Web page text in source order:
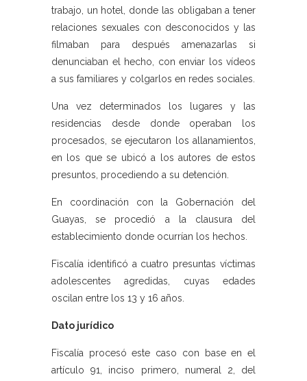
trabajo, un hotel, donde las obligaban a tener
relaciones sexuales con desconocidos y las
filmaban para después amenazarlas si
denunciaban el hecho, con enviar los vídeos
a sus familiares y colgarlos en redes sociales.
Una vez determinados los lugares y las
residencias desde donde operaban los
procesados, se ejecutaron los allanamientos,
en los que se ubicó a los autores de estos
presuntos, procediendo a su detención.
En coordinación con la Gobernación del
Guayas, se procedió a la clausura del
establecimiento donde ocurrían los hechos.
Fiscalía identificó a cuatro presuntas víctimas
adolescentes agredidas, cuyas edades
oscilan entre los 13 y 16 años.
Dato jurídico
Fiscalía procesó este caso con base en el
artículo 91, inciso primero, numeral 2, del